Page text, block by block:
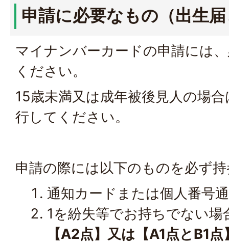
申請に必要なもの（出生
マイナンバーカードの申請には
ください。
15歳未満又は成年被後見人の場
行してください。
申請の際には以下のものを必ず
通知カードまたは個人番号
1を紛失等でお持ちでない場
【A2点】又は【A1点とB1点